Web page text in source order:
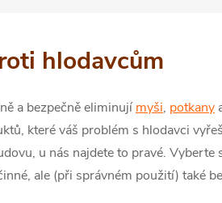
hlodavcům
a bezpečně eliminují myši, potkany
které váš problém s hlodavci
u nás najdete to pravé. Vyberte
ale (při správném použití) také